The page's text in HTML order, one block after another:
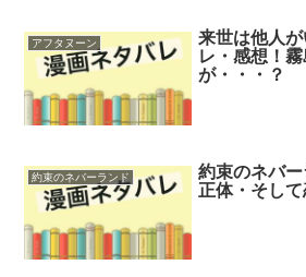
アフタヌーン
来世は他人
レ・感想！
が・・・？
約束のネバーランド
約束のネバ
正体・そして